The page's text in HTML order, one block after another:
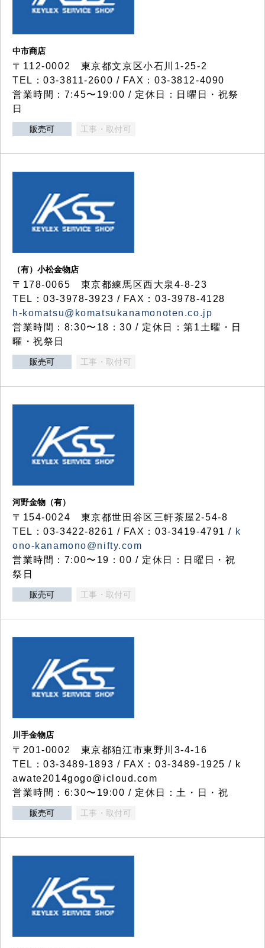
中市商店
〒112-0002 東京都文京区小石川1-25-2
TEL：03-3811-2600 / FAX：03-3812-4090
営業時間：7:45〜19:00 / 定休日：日曜日・祝祭
日
販売可 工事・取付可
（有）小松金物店
〒178-0065 東京都練馬区西大泉4-8-23
TEL：03-3978-3923 / FAX：03-3978-4128
h-komatsu@komatsukanamonoten.co.jp
営業時間：8:30〜18：30 / 定休日：第1土曜・日
曜・祝祭日
販売可 工事・取付可
河野金物（有）
〒154-0024 東京都世田谷区三軒茶屋2-54-8
TEL：03-3422-8261 / FAX：03-3419-4791 / k
ono-kanamono@nifty.com
営業時間：7:00〜19：00 / 定休日：日曜日・祝
祭日
販売可 工事・取付可
川手金物店
〒201-0002 東京都狛江市東野川3-4-16
TEL：03-3489-1893 / FAX：03-3489-1925 / k
awate2014gogo@icloud.com
営業時間：6:30〜19:00 / 定休日：土・日・祝
販売可 工事・取付可